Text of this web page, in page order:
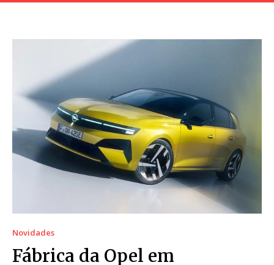
Novidades
Fábrica da Opel em